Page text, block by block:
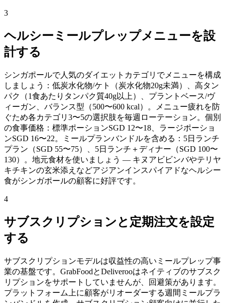
3
ヘルシーミールプレップメニューを設
計する
シンガポールで人気のダイエットカテゴリでメニューを構成
しましょう：低炭水化物/ケト（炭水化物20g未満）、高タン
パク（1食あたりタンパク質40g以上）、プラントベース/ヴ
ィーガン、バランス型（500〜600 kcal）。メニュー疲れを防
ぐため各カテゴリ3〜5の選択肢を毎週ローテーション。個別
の食事価格：標準ポーションSGD 12〜18、ラージポーショ
ンSGD 16〜22。ミールプランバンドルを含める：5日ランチ
プラン（SGD 55〜75）、5日ランチ＋ディナー（SGD 100〜
130）。地元食材を使いましょう — キヌアビビンバやテリヤ
キチキンの玄米添えなどアジアンインスパイアドなヘルシー
食がシンガポールの顧客に好評です。
4
サブスクリプションと定期注文を設定
する
サブスクリプションモデルは収益性の高いミールプレップ事
業の基盤です。GrabFoodとDeliverooはネイティブのサブスク
リプションをサポートしていませんが、回避策があります。
プラットフォーム上に顧客がリオーダーする週間ミールプラ